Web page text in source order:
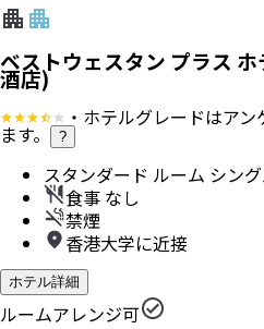
ベストウェスタン プラス
酒店)
・ホテルグレードはア
ます。 ?
スタンダード ルーム シン
食事 なし
禁煙
香港大学に近接
ホテル詳細
ルームアレンジ可